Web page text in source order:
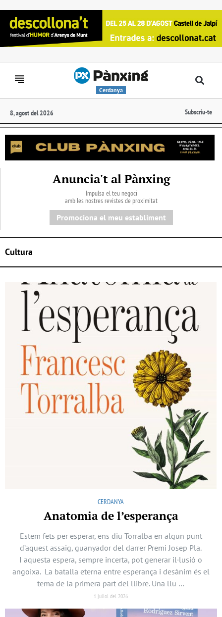
Cerdanya
8, agost del 2026 Subscriu-te
Anuncia't al Pànxing
Impulsa el teu negoci
amb les nostres revistes de proximitat
Promociona el meu establiment
Cultura
CERDANYA
Anatomia de l’esperança
Estem fets per esperar, ens diu Torralba en algun punt
d’aquest assaig, guanyador del darrer Premi Josep Pla.
I aquesta espera, sempre incerta, pot generar il·lusió o
angoixa. La batalla eterna entre esperança i desànim és el
tema de la primera part del llibre. Una llu …
1 juliol del 2026